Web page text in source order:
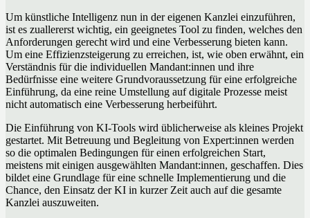
Um künstliche Intelligenz nun in der eigenen Kanzlei einzuführen,
ist es zuallererst wichtig, ein geeignetes Tool zu finden, welches den
Anforderungen gerecht wird und eine Verbesserung bieten kann.
Um eine Effizienzsteigerung zu erreichen, ist, wie oben erwähnt, ein
Verständnis für die individuellen Mandant:innen und ihre
Bedürfnisse eine weitere Grundvoraussetzung für eine erfolgreiche
Einführung, da eine reine Umstellung auf digitale Prozesse meist
nicht automatisch eine Verbesserung herbeiführt.
Die Einführung von KI-Tools wird üblicherweise als kleines Projekt
gestartet. Mit Betreuung und Begleitung von Expert:innen werden
so die optimalen Bedingungen für einen erfolgreichen Start,
meistens mit einigen ausgewählten Mandant:innen, geschaffen. Dies
bildet eine Grundlage für eine schnelle Implementierung und die
Chance, den Einsatz der KI in kurzer Zeit auch auf die gesamte
Kanzlei auszuweiten.